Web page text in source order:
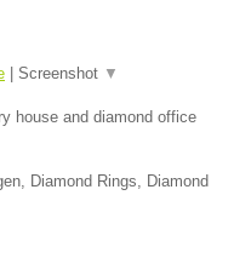
Screenshot ▼
house and diamond office
Diamond Rings, Diamond